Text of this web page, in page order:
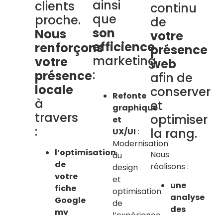
clients
proche.
Nous
renforçons
votre
présence
locale
à
travers
:
l’optimisation
de
votre
fiche
Google
my
ainsi
que
son
efficience
marketing
:
Refonte
graphique
et
UX/UI :
Modernisation
du
design
et
optimisation
de
continu
de
votre
présence
web
afin de
conserver
et
optimiser
la rang.
Nous
réalisons :
une
analyse
des